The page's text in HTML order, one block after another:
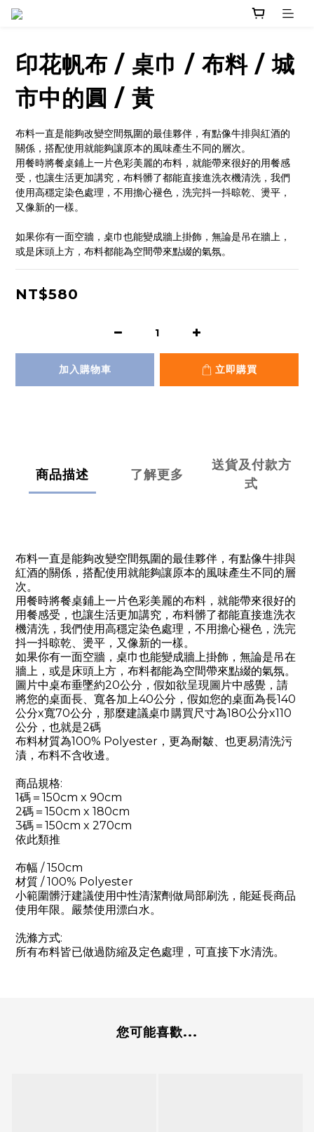
印花帆布 / 桌巾 / 布料 / 城
市中的圓 / 黃
布料一直是能夠改變空間氛圍的最佳夥伴，有點像牛排與紅酒的
關係，搭配使用就能夠讓原本的風味產生不同的層次。
用餐時將餐桌鋪上一片色彩美麗的布料，就能帶來很好的用餐感
受，也讓生活更加講究，布料髒了都能直接進洗衣機清洗，我們
使用高穩定染色處理，不用擔心褪色，洗完抖一抖晾乾、燙平，
又像新的一樣。
如果你有一面空牆，桌巾也能變成牆上掛飾，無論是吊在牆上，
或是床頭上方，布料都能為空間帶來點綴的氣氛。
NT$580
加入購物車 立即購買
商品描述 了解更多
送貨及付款方
式
布料一直是能夠改變空間氛圍的最佳夥伴，有點像牛排與
紅酒的關係，搭配使用就能夠讓原本的風味產生不同的層
次。
用餐時將餐桌鋪上一片色彩美麗的布料，就能帶來很好的
用餐感受，也讓生活更加講究，布料髒了都能直接進洗衣
機清洗，我們使用高穩定染色處理，不用擔心褪色，洗完
抖一抖晾乾、燙平，又像新的一樣。
如果你有一面空牆，桌巾也能變成牆上掛飾，無論是吊在
牆上，或是床頭上方，布料都能為空間帶來點綴的氣氛。
圖片中桌布垂墜約20公分，假如欲呈現圖片中感覺，請
將您的桌面長、寬各加上40公分，假如您的桌面為長140
公分x寬70公分，那麼建議桌巾購買尺寸為180公分x110
公分，也就是2碼
布料材質為100% Polyester，更為耐皺、也更易清洗污
漬，布料不含收邊。
商品規格:
1碼＝150cm x 90cm
2碼＝150cm x 180cm
3碼＝150cm x 270cm
依此類推
布幅 / 150cm
材質 / 100% Polyester
小範圍髒汙建議使用中性清潔劑做局部刷洗，能延長商品
使用年限。嚴禁使用漂白水。
洗滌方式:
所有布料皆已做過防縮及定色處理，可直接下水清洗。
您可能喜歡...